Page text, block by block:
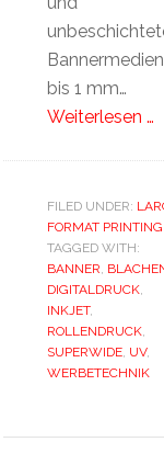
Bannermedien
bis 1 mm…
Weiterlesen …
FILED UNDER:
FORMAT PRINTING
TAGGED WITH:
BANNER,
DIGITALDRUCK,
INKJET,
ROLLENDRUCK,
SUPERWIDE, UV,
WERBETECHNIK